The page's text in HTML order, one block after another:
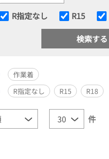
R指定なし R15
作業着
R指定なし R15 R18
件